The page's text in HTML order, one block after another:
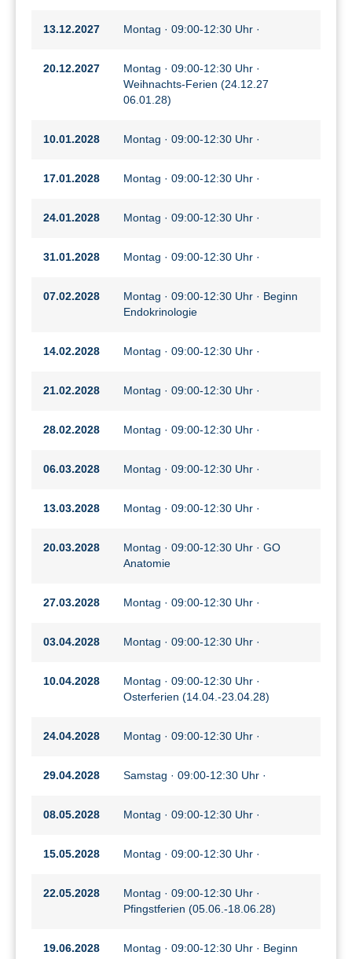
13.12.2027 Montag · 09:00-12:30 Uhr ·
20.12.2027
Montag · 09:00-12:30 Uhr ·
Weihnachts-Ferien (24.12.27
06.01.28)
10.01.2028 Montag · 09:00-12:30 Uhr ·
17.01.2028 Montag · 09:00-12:30 Uhr ·
24.01.2028 Montag · 09:00-12:30 Uhr ·
31.01.2028 Montag · 09:00-12:30 Uhr ·
07.02.2028
Montag · 09:00-12:30 Uhr · Beginn
Endokrinologie
14.02.2028 Montag · 09:00-12:30 Uhr ·
21.02.2028 Montag · 09:00-12:30 Uhr ·
28.02.2028 Montag · 09:00-12:30 Uhr ·
06.03.2028 Montag · 09:00-12:30 Uhr ·
13.03.2028 Montag · 09:00-12:30 Uhr ·
20.03.2028
Montag · 09:00-12:30 Uhr · GO
Anatomie
27.03.2028 Montag · 09:00-12:30 Uhr ·
03.04.2028 Montag · 09:00-12:30 Uhr ·
10.04.2028
Montag · 09:00-12:30 Uhr ·
Osterferien (14.04.-23.04.28)
24.04.2028 Montag · 09:00-12:30 Uhr ·
29.04.2028 Samstag · 09:00-12:30 Uhr ·
08.05.2028 Montag · 09:00-12:30 Uhr ·
15.05.2028 Montag · 09:00-12:30 Uhr ·
22.05.2028
Montag · 09:00-12:30 Uhr ·
Pfingstferien (05.06.-18.06.28)
19.06.2028
Montag · 09:00-12:30 Uhr · Beginn